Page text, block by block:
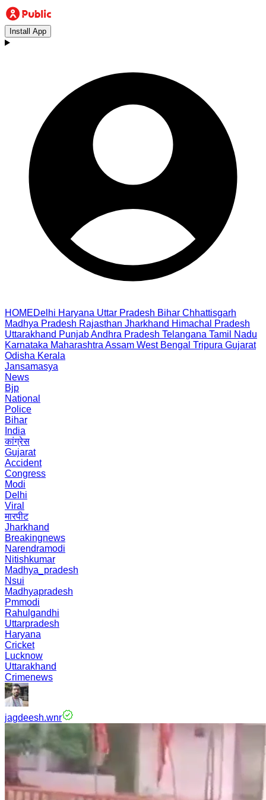
Install App
HOMEDelhi Haryana Uttar Pradesh Bihar Chhattisgarh
Madhya Pradesh Rajasthan Jharkhand Himachal Pradesh
Uttarakhand PunjabAndhra Pradesh Telangana Tamil Nadu
Karnataka Maharashtra Assam West Bengal Tripura Gujarat
Odisha Kerala
Jansamasya
News
Bjp
National
Police
Bihar
India
कांग्रेस
Gujarat
Accident
Congress
Modi
Delhi
Viral
मारपीट
Jharkhand
Breakingnews
Narendramodi
Nitishkumar
Madhya_pradesh
Nsui
Madhyapradesh
Pmmodi
Rahulgandhi
Uttarpradesh
Haryana
Cricket
Lucknow
Uttarakhand
Crimenews
jagdeesh.wnr